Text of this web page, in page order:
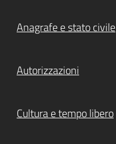
Anagrafe e stato civile
Autorizzazioni
Cultura e tempo libero